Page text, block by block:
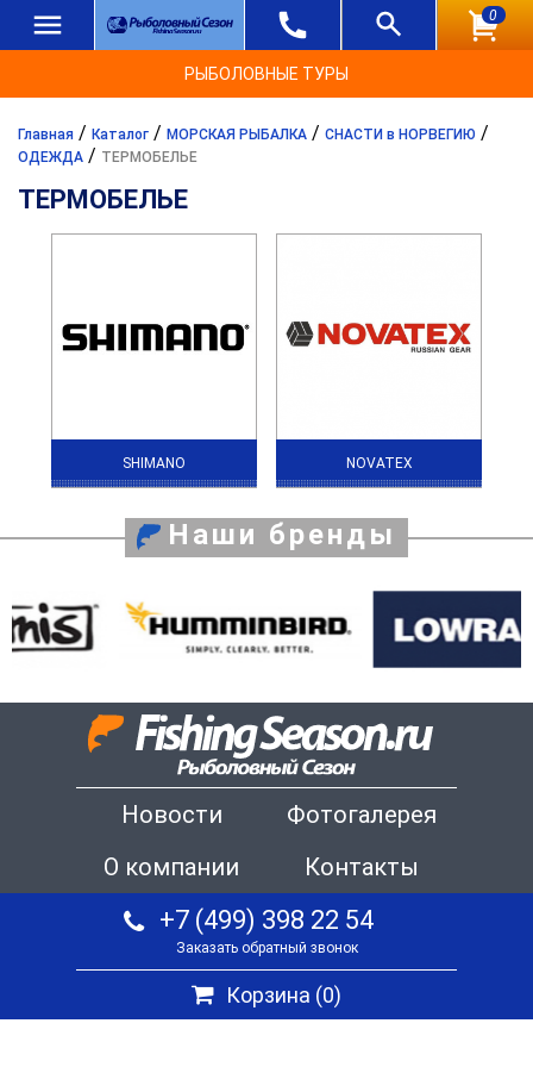
0
РЫБОЛОВНЫЕ ТУРЫ
Главная / Каталог / МОРСКАЯ РЫБАЛКА / СНАСТИ в НОРВЕГИЮ /
ОДЕЖДА / ТЕРМОБЕЛЬЕ
ТЕРМОБЕЛЬЕ
SHIMANO NOVATEX
Наши бренды
Новости
Фотогалерея
О компании
Контакты
+7 (499) 398 22 54
Заказать обратный звонок
Корзина (0)